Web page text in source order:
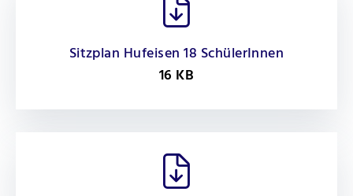
Sitzplan Hufeisen 18 SchülerInnen
16 KB